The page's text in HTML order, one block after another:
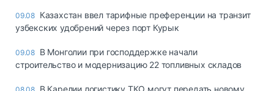
09.08 Казахстан ввел тарифные преференции на транзит
узбекских удобрений через порт Курык
09.08 В Монголии при господдержке начали
строительство и модернизацию 22 топливных складов
В Карелии логистику ТКО могут передать новому